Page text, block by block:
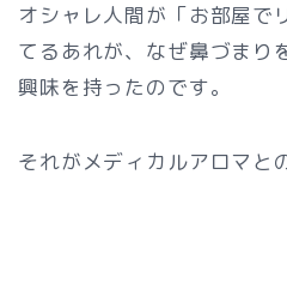
オシャレ人間が「お部屋で
てるあれが、なぜ鼻づまり
興味を持ったのです。
それがメディカルアロマと